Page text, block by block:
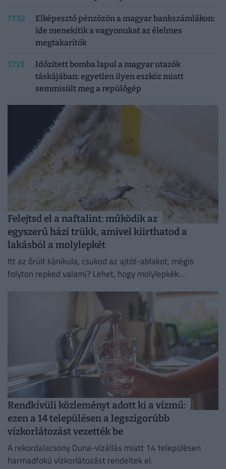
17:32
Elképesztő pénzözön a magyar bankszámlákon:
ide menekítik a vagyonukat az élelmes
megtakarítók
17:13
Időzített bomba lapul a magyar utazók
táskájában: egyetlen ilyen eszköz miatt
semmisült meg a repülőgép
Felejtsd el a naftalint: működik az
egyszerű házi trükk, amivel kiirthatod a
lakásból a molylepkét
Itt az őrült kánikula, csukod az ajtót-ablakot, mégis
folyton repked valami? Lehet, hogy molylepkék
Rendkívüli közleményt adott ki a vízmű:
ezen a 14 településen a legszigorúbb
vízkorlátozást vezették be
A rekordalacsony Duna-vízállás miatt 14 településen
harmadfokú vízkorlátozást rendeltek el.